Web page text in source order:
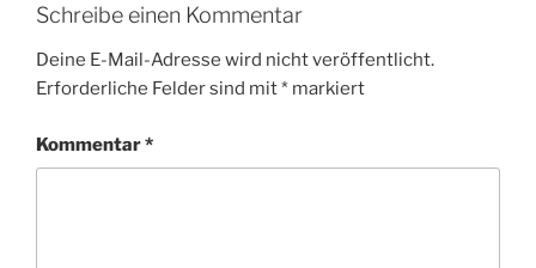
Schreibe einen Kommentar
Deine E-Mail-Adresse wird nicht veröffentlicht.
Erforderliche Felder sind mit* markiert
Kommentar*